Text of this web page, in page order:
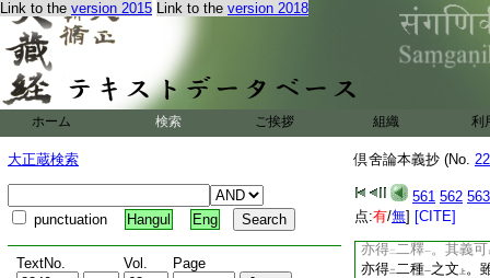
Link to the version 2015 Link to the version 2018
ホーム 検索 ご挨拶 組織 利
大正蔵検索
punctuation Hangul Eng
TextNo. Vol. Page
倶舍論本義抄 (No.
561 562 563
点:有/無] [CITE]
。釋 三女男得
身。雖一復男女不
男。而煗等一。約 二
轉 形位一容
依
三女男得
依二 婆沙論意 。成 二
道家意 。談 三女
故一道家意。不談二
相違一哉
尋云。説
前三男女
亦得二二釋一。其義可
亦得二二種一之文 上 。